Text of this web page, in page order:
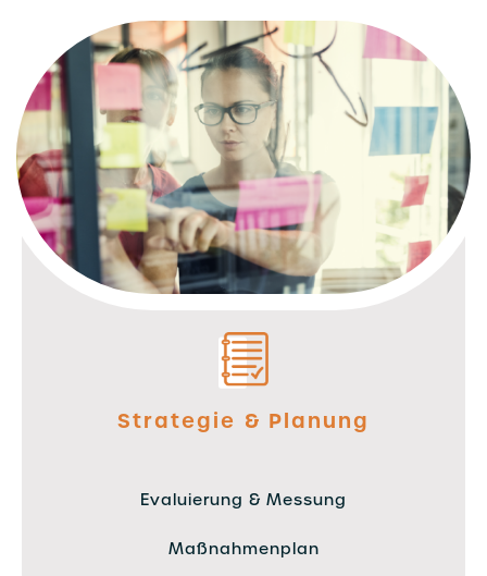
Strategie & Planung
Evaluierung & Messung
Maßnahmenplan